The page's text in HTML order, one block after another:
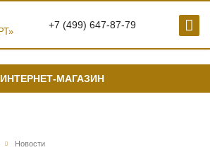
+7 (499) 647-87-79
ИНТЕРНЕТ-МАГАЗИН
Новости